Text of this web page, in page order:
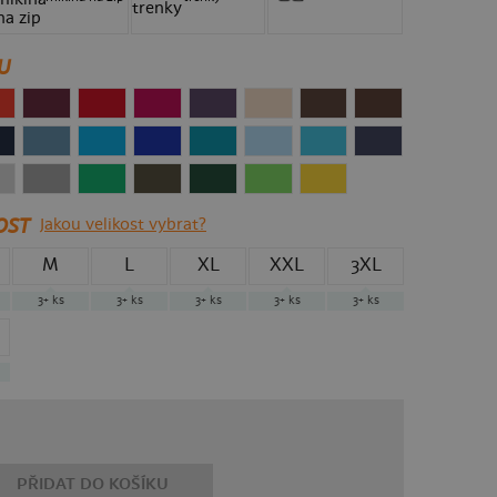
Jakou velikost vybrat?
M
3+ ks
L
3+ ks
XL
3+ ks
XXL
3+ ks
3XL
3+ ks
PŘIDAT DO KOŠÍKU